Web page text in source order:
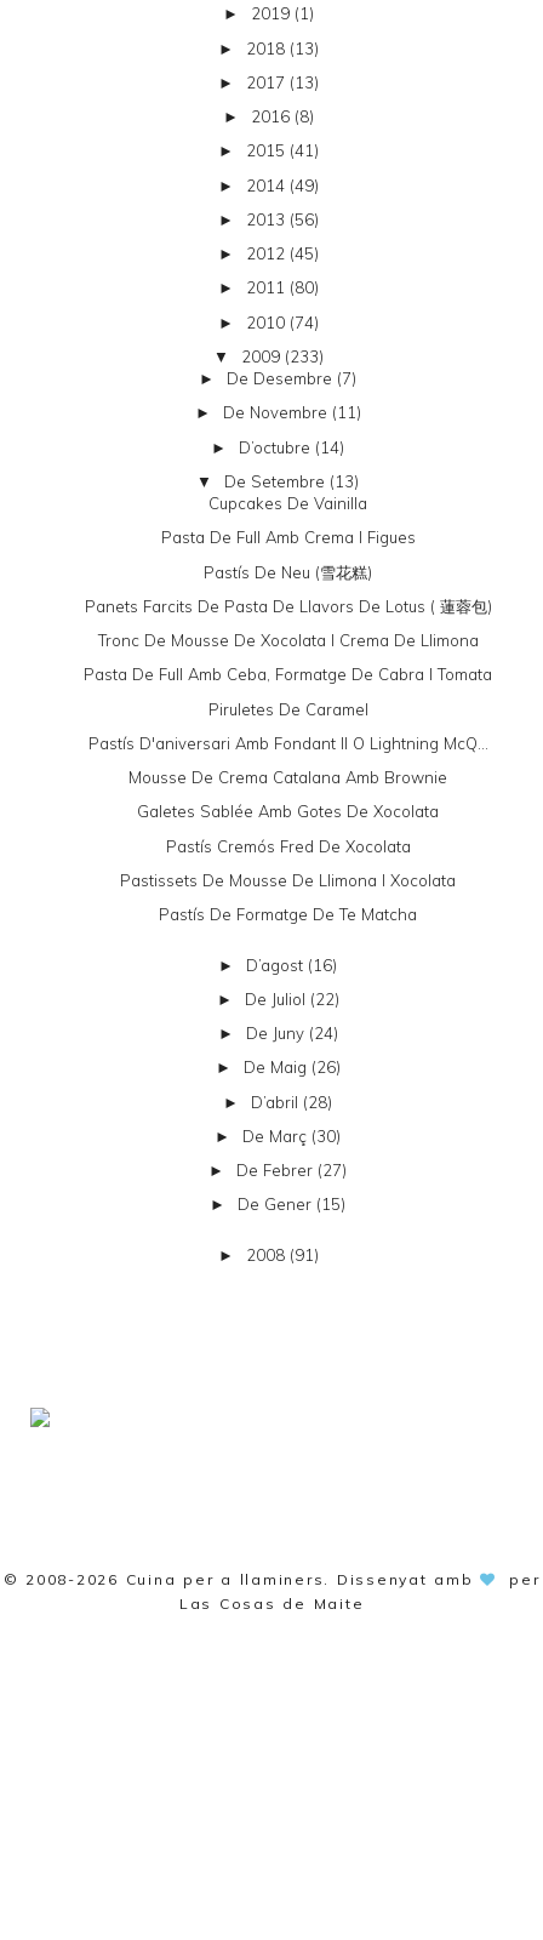
► 2019 (1)
► 2018 (13)
► 2017 (13)
► 2016 (8)
► 2015 (41)
► 2014 (49)
► 2013 (56)
► 2012 (45)
► 2011 (80)
► 2010 (74)
▼ 2009 (233)
► De Desembre (7)
► De Novembre (11)
► D’octubre (14)
▼ De Setembre (13)
Cupcakes De Vainilla
Pasta De Full Amb Crema I Figues
Pastís De Neu (雪花糕)
Panets Farcits De Pasta De Llavors De Lotus ( 蓮蓉包)
Tronc De Mousse De Xocolata I Crema De Llimona
Pasta De Full Amb Ceba, Formatge De Cabra I Tomata
Piruletes De Caramel
Pastís D'aniversari Amb Fondant II O Lightning McQ...
Mousse De Crema Catalana Amb Brownie
Galetes Sablée Amb Gotes De Xocolata
Pastís Cremós Fred De Xocolata
Pastissets De Mousse De Llimona I Xocolata
Pastís De Formatge De Te Matcha
► D’agost (16)
► De Juliol (22)
► De Juny (24)
► De Maig (26)
► D’abril (28)
► De Març (30)
► De Febrer (27)
► De Gener (15)
► 2008 (91)
© 2008-2026 Cuina per a llaminers . Dissenyat amb
per
Las Cosas de Maite